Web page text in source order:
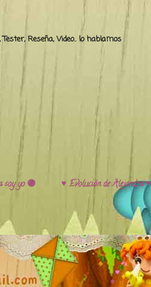
Reseña, Video.. lo hablamos
soy yo 🟣
♥️ Evolución de Alejandra ♥️